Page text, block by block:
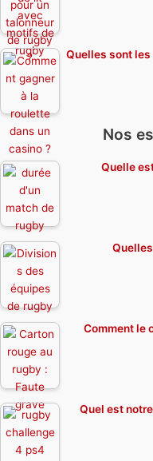
Quelles sont
Nos
Quelle
Comment le
Quel est